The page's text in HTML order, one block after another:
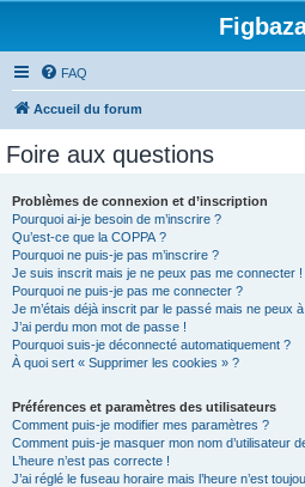
FAQ
Accueil du forum
Foire aux questions
Problèmes de connexion et d’inscription
Pourquoi ai-je besoin de m’inscrire ?
Qu’est-ce que la COPPA ?
Pourquoi ne puis-je pas m’inscrire ?
Je suis inscrit mais je ne peux pas me connecter !
Pourquoi ne puis-je pas me connecter ?
Je m’étais déjà inscrit par le passé mais ne peux
J’ai perdu mon mot de passe !
Pourquoi suis-je déconnecté automatiquement ?
À quoi sert « Supprimer les cookies » ?
Préférences et paramètres des utilisateurs
Comment puis-je modifier mes paramètres ?
Comment puis-je masquer mon nom d’utilisateur
L’heure n’est pas correcte !
J’ai réglé le fuseau horaire mais l’heure n’est